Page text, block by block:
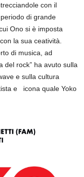
con il
di grande
Ono si è imposta
la sua ceatività.
di musica, ad
del rock” ha avuto sulla
e sulla cultura
e icona quale Yoko